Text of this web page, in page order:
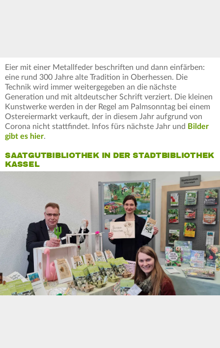
Eier mit einer Metallfeder beschriften und dann einfärben:
eine rund 300 Jahre alte Tradition in Oberhessen. Die
Technik wird immer weitergegeben an die nächste
Generation und mit altdeutscher Schrift verziert. Die kleinen
Kunstwerke werden in der Regel am Palmsonntag bei einem
Ostereiermarkt verkauft, der in diesem Jahr aufgrund von
Corona nicht stattfindet. Infos fürs nächste Jahr und Bilder
gibt es hier.
SAATGUTBIBLIOTHEK IN DER STADTBIBLIOTHEK
KASSEL